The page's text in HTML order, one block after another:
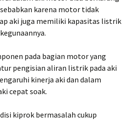
karena motor tidak
aki juga memiliki kapasitas listrik
pada bagian motor yang
pengisian aliran listrik pada aki
kinerja aki dan dalam
cepat soak.
kiprok bermasalah cukup